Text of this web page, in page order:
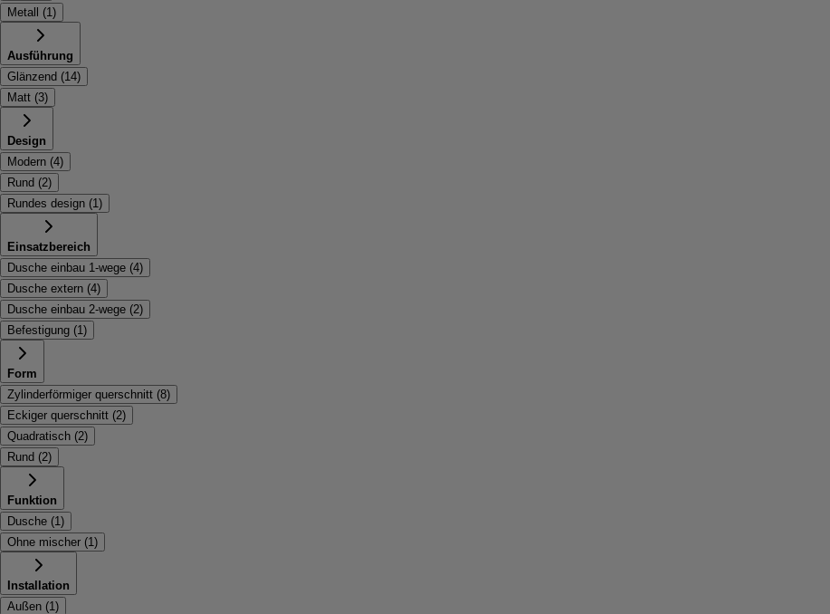
Metall
(1)
Ausführung
Glänzend (14)
Matt (3)
Design
Modern (4)
Rund (2)
Rundes design (1)
Einsatzbereich
Dusche einbau 1-wege (4)
Dusche extern (4)
Dusche einbau 2-wege (2)
Befestigung (1)
Form
Zylinderförmiger querschnitt (8)
Eckiger querschnitt (2)
Quadratisch (2)
Rund (2)
Funktion
Dusche (1)
Ohne mischer (1)
Installation
Außen (1)